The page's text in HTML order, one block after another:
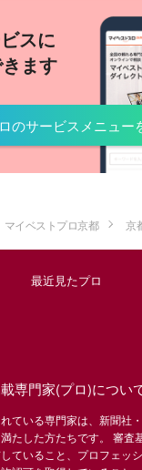
スに
ます
のサービスメニュー
マイベストプロ京都 京
最近見たプロ
専門家(プロ)につい
ている専門家は、新聞社
たした方たちです。 審査
ていること、プロフェッ